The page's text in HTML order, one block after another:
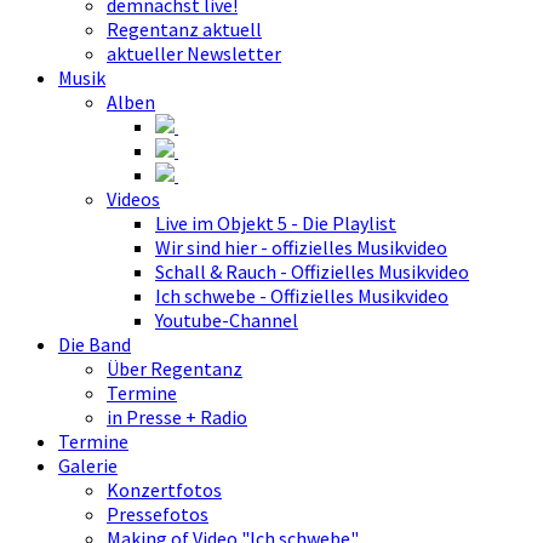
demnächst live!
Regentanz aktuell
aktueller Newsletter
Musik
Alben
Videos
Live im Objekt 5 - Die Playlist
Wir sind hier - offizielles Musikvideo
Schall & Rauch - Offizielles Musikvideo
Ich schwebe - Offizielles Musikvideo
Youtube-Channel
Die Band
Über Regentanz
Termine
in Presse + Radio
Termine
Galerie
Konzertfotos
Pressefotos